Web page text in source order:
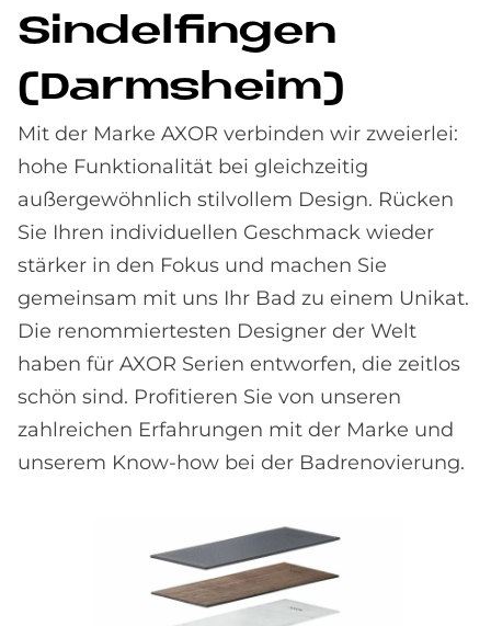
Sin­del­fin­gen
(Darmsheim)
Mit der Marke AXOR verbinden wir zweierlei:
hohe Funktionalität bei gleichzeitig
außergewöhnlich stilvollem Design. Rücken
Sie Ihren individuellen Geschmack wieder
stärker in den Fokus und machen Sie
gemeinsam mit uns Ihr Bad zu einem Unikat.
Die renommiertesten Designer der Welt
haben für AXOR Serien entworfen, die zeitlos
schön sind. Profitieren Sie von unseren
zahlreichen Erfahrungen mit der Marke und
unserem Know-how bei der Badrenovierung.